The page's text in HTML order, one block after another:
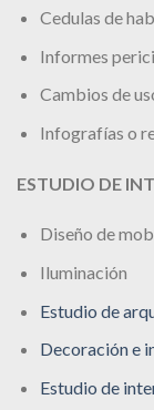
Cedulas de
Informes
Cambios de
Infografías o
ESTUDIO DE
Diseño de
Iluminación
Estudio de
Decoración e
Estudio de